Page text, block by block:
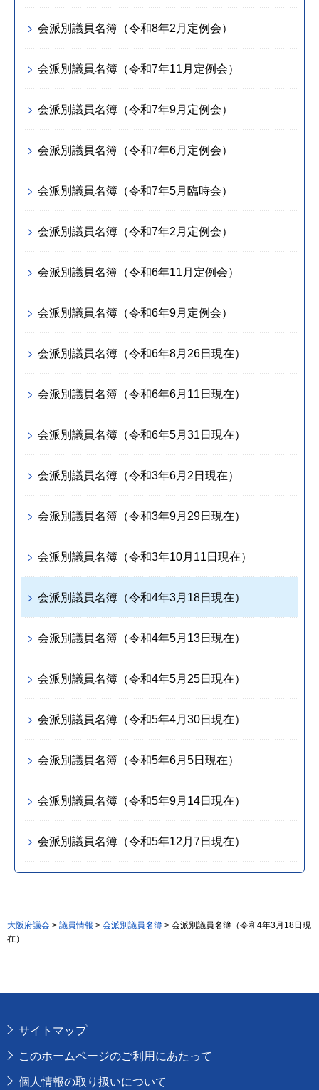
会派別議員名簿（令和8年2月定例会）
会派別議員名簿（令和7年11月定例会）
会派別議員名簿（令和7年9月定例会）
会派別議員名簿（令和7年6月定例会）
会派別議員名簿（令和7年5月臨時会）
会派別議員名簿（令和7年2月定例会）
会派別議員名簿（令和6年11月定例会）
会派別議員名簿（令和6年9月定例会）
会派別議員名簿（令和6年8月26日現在）
会派別議員名簿（令和6年6月11日現在）
会派別議員名簿（令和6年5月31日現在）
会派別議員名簿（令和3年6月2日現在）
会派別議員名簿（令和3年9月29日現在）
会派別議員名簿（令和3年10月11日現在）
会派別議員名簿（令和4年3月18日現在）
会派別議員名簿（令和4年5月13日現在）
会派別議員名簿（令和4年5月25日現在）
会派別議員名簿（令和5年4月30日現在）
会派別議員名簿（令和5年6月5日現在）
会派別議員名簿（令和5年9月14日現在）
会派別議員名簿（令和5年12月7日現在）
大阪府議会 > 議員情報 > 会派別議員名簿 > 会派別議員名簿（令和4年3月18日現
在）
サイトマップ
このホームページのご利用にあたって
個人情報の取り扱いについて